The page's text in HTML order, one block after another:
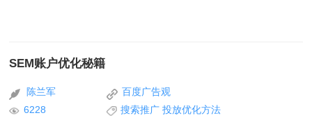
SEM账户优化秘籍
陈兰军
百度广告观
6228
搜索推广 投放优化方法